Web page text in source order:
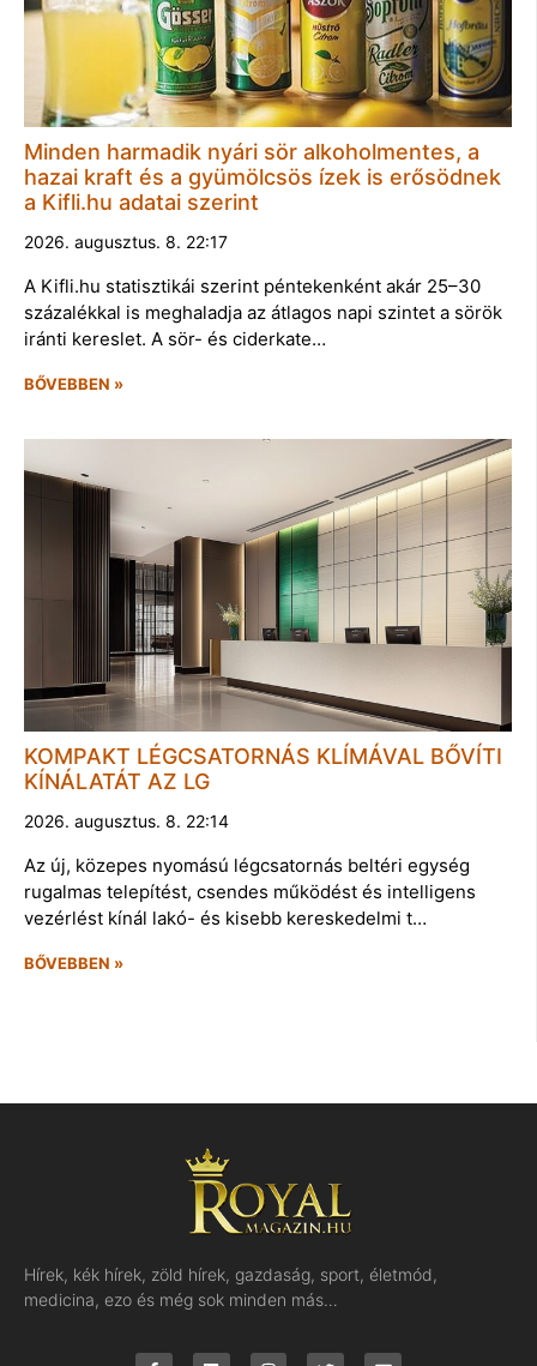
Minden harmadik nyári sör alkoholmentes, a
hazai kraft és a gyümölcsös ízek is erősödnek
a Kifli.hu adatai szerint
2026. augusztus. 8. 22:17
A Kifli.hu statisztikái szerint péntekenként akár 25–30
százalékkal is meghaladja az átlagos napi szintet a sörök
iránti kereslet. A sör- és ciderkate…
BŐVEBBEN »
KOMPAKT LÉGCSATORNÁS KLÍMÁVAL BŐVÍTI
KÍNÁLATÁT AZ LG
2026. augusztus. 8. 22:14
Az új, közepes nyomású légcsatornás beltéri egység
rugalmas telepítést, csendes működést és intelligens
vezérlést kínál lakó- és kisebb kereskedelmi t…
BŐVEBBEN »
Hírek, kék hírek, zöld hírek, gazdaság, sport, életmód,
medicina, ezo és még sok minden más…